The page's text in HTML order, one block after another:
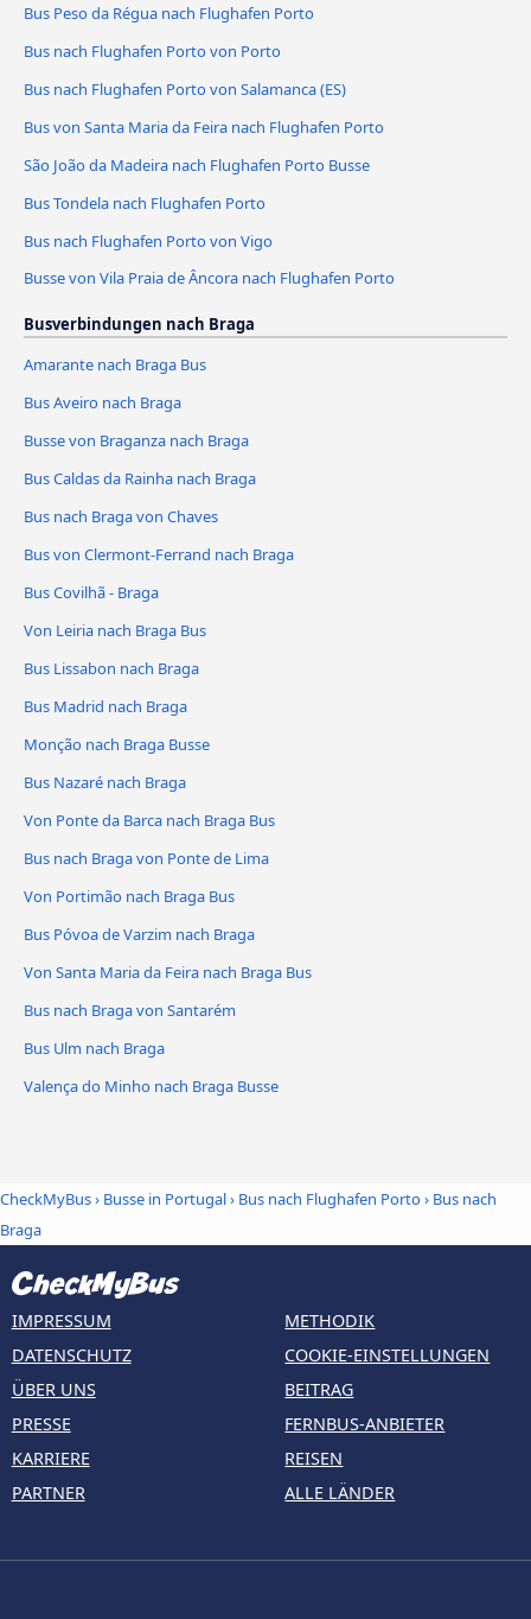
Bus Peso da Régua nach Flughafen Porto
Bus nach Flughafen Porto von Porto
Bus nach Flughafen Porto von Salamanca (ES)
Bus von Santa Maria da Feira nach Flughafen Porto
São João da Madeira nach Flughafen Porto Busse
Bus Tondela nach Flughafen Porto
Bus nach Flughafen Porto von Vigo
Busse von Vila Praia de Âncora nach Flughafen Porto
Busverbindungen nach Braga
Amarante nach Braga Bus
Bus Aveiro nach Braga
Busse von Braganza nach Braga
Bus Caldas da Rainha nach Braga
Bus nach Braga von Chaves
Bus von Clermont-Ferrand nach Braga
Bus Covilhã - Braga
Von Leiria nach Braga Bus
Bus Lissabon nach Braga
Bus Madrid nach Braga
Monção nach Braga Busse
Bus Nazaré nach Braga
Von Ponte da Barca nach Braga Bus
Bus nach Braga von Ponte de Lima
Von Portimão nach Braga Bus
Bus Póvoa de Varzim nach Braga
Von Santa Maria da Feira nach Braga Bus
Bus nach Braga von Santarém
Bus Ulm nach Braga
Valença do Minho nach Braga Busse
CheckMyBus› Busse in Portugal› Bus nach Flughafen Porto› Bus nach
Braga
IMPRESSUM
DATENSCHUTZ
ÜBER UNS
PRESSE
KARRIERE
PARTNER
METHODIK
COOKIE-EINSTELLUNGEN
BEITRAG
FERNBUS-ANBIETER
REISEN
ALLE LÄNDER